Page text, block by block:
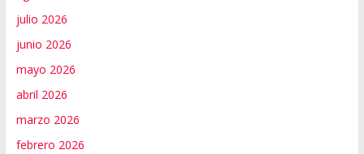
julio 2026
junio 2026
mayo 2026
abril 2026
marzo 2026
febrero 2026